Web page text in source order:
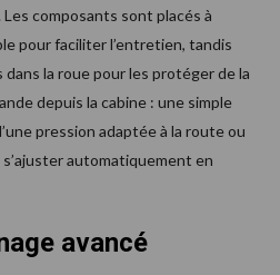
composants sont placés à
pour faciliter l’entretien, tandis
la roue pour les protéger de la
depuis la cabine : une simple
pression adaptée à la route ou
automatiquement en
avancé